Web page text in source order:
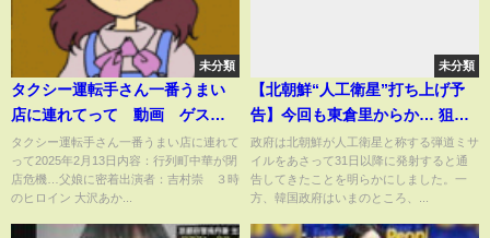
未分類
タクシー運転手さん一番うまい
店に連れてって 動画 ゲス
ト：大沢あかね 高杉真宙 2月
13日
タクシー運転手さん一番うまい店に連れて
って2025年2月13日内容：行列町中華が閉
店危機…父娘に密着出演者：吉村崇 ３時
のヒロイン 大沢あか...
未分類
【北朝鮮“人工衛星”打ち上げ予
告】今回も東倉里からか… 狙い
は米韓への“軍事衛星”誇示か
#shorts
政府は北朝鮮が人工衛星と称する弾道ミサ
イルをあさって31日以降に発射すると通
告してきたことを明らかにしました。一
方、韓国政府はいまのところ、...